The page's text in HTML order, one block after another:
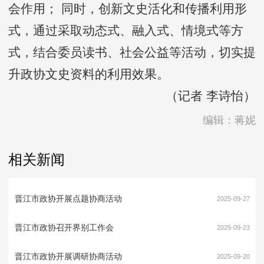
会作用； 同时，创新文史活化和传播利用形
式，通过采取动态式、融入式、情境式等方
式，结合委员读书、社会公益等活动，切实提
升政协文史资料的利用效果。
（记者 李诗怡）
编辑：蒋妮
相关新闻
晋江市政协开展点题协商活动 2025-09-27
晋江市政协召开界别工作会 2025-09-23
晋江市政协开展调研协商活动 2025-09-20